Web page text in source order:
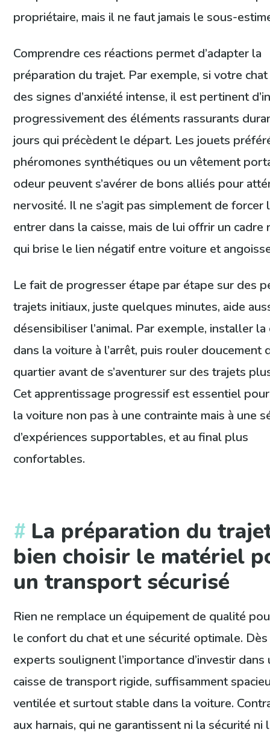
propriétaire, mais il ne faut jamais le sous-
Comprendre ces réactions permet d’adapter la
préparation du trajet. Par exemple, si votre
des signes d’anxiété intense, il est pertinent
progressivement des éléments rassurants
jours qui précèdent le départ. Les jouets
phéromones synthétiques ou un vêtement
odeur peuvent s’avérer de bons alliés pour
nervosité. Il ne s’agit pas simplement de forcer
entrer dans la caisse, mais de lui offrir un cadre
qui brise le lien négatif entre voiture et
Le fait de progresser étape par étape sur des
trajets initiaux, juste quelques minutes, aide
désensibiliser l’animal. Par exemple, installer la
dans la voiture à l’arrêt, puis rouler doucement
quartier avant de s’aventurer sur des trajets
Cet apprentissage progressif est essentiel
la voiture non pas à une contrainte mais à une
d’expériences supportables, et au final plus
confortables.
La préparation du
bien choisir le matériel
un transport sécurisé
Rien ne remplace un équipement de qualité
le confort du chat et une sécurité optimale.
experts soulignent l’importance d’investir dans
caisse de transport rigide, suffisamment
ventilée et surtout stable dans la voiture.
aux harnais, qui ne garantissent ni la sécurité ni